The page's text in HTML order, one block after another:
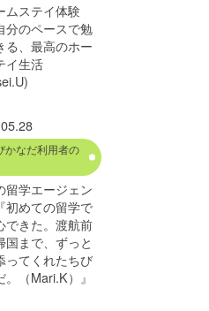
ムステイ体験
分のペースで勉
る、最高のホー
イ生活
かなだ利用者の
留学エージェン
初めての留学で
できた。渡航前
国まで、ずっと
ってくれたちび
。（Mari.K）』